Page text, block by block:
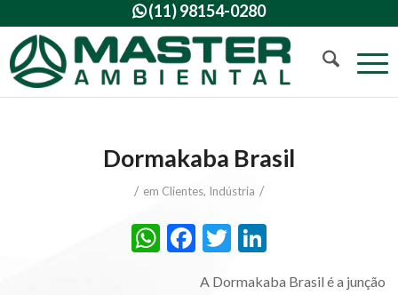
(11) 98154-0280
Dormakaba Brasil
/ em Clientes, Indústria /
WhatsApp
Facebook
Twitter
A Dormakaba Brasil é a junção